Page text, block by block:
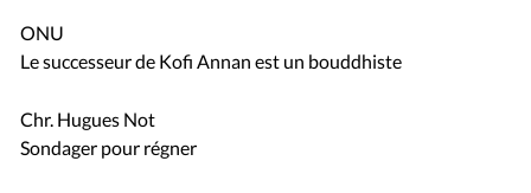
ONU
Le successeur de Kofi Annan est un bouddhiste
Chr. Hugues Not
Sondager pour régner